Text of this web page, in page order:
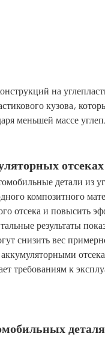
на
кузова,
меньшей массе
детали из
композитного
отсека и повысить
результаты
снизить вес
требованиям к